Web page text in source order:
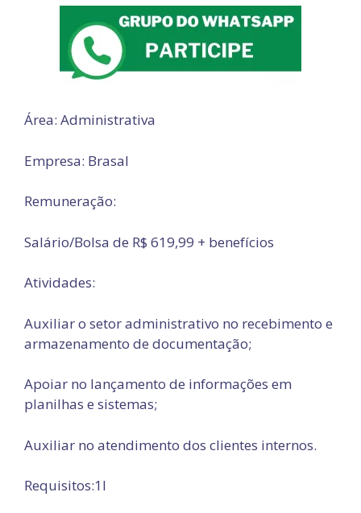
Área: Administrativa
Empresa: Brasal
Remuneração:
Salário/Bolsa de R$ 619,99 + benefícios
Atividades:
Auxiliar o setor administrativo no recebimento e
armazenamento de documentação;
Apoiar no lançamento de informações em
planilhas e sistemas;
Auxiliar no atendimento dos clientes internos.
Requisitos:1l